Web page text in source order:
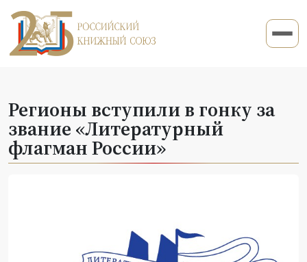
Регионы вступили в гонку за
звание «Литературный
флагман России»